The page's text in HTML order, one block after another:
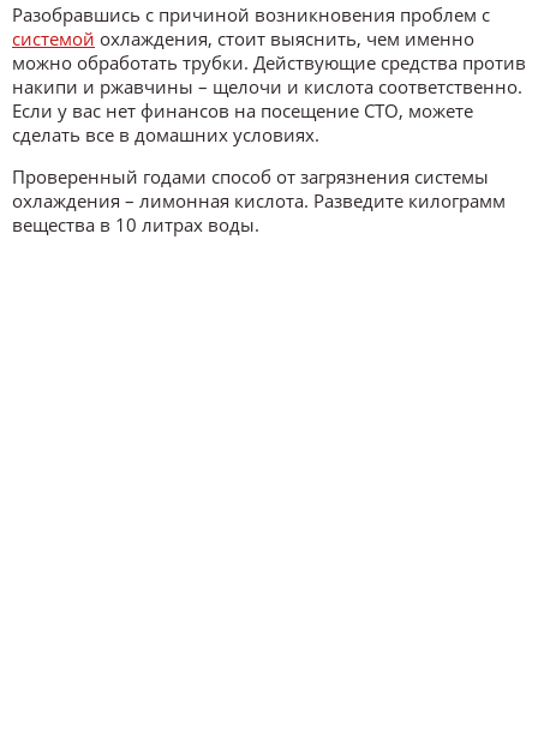
Разобравшись с причиной возникновения проблем с
системой охлаждения, стоит выяснить, чем именно
можно обработать трубки. Действующие средства против
накипи и ржавчины – щелочи и кислота соответственно.
Если у вас нет финансов на посещение СТО, можете
сделать все в домашних условиях.
Проверенный годами способ от загрязнения системы
охлаждения – лимонная кислота. Разведите килограмм
вещества в 10 литрах воды.